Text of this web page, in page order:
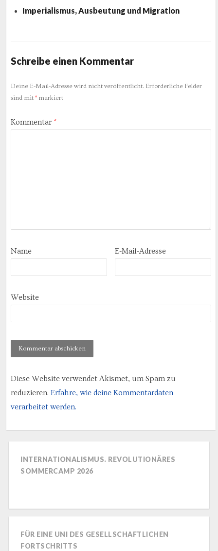
Imperialismus, Ausbeutung und Migration
Schreibe einen Kommentar
Deine E-Mail-Adresse wird nicht veröffentlicht. Erforderliche Felder
sind mit *markiert
Kommentar *
Name E-Mail-Adresse
Website
Diese Website verwendet Akismet, um Spam zu
reduzieren. Erfahre, wie deine Kommentardaten
verarbeitet werden.
INTERNATIONALISMUS. REVOLUTIONÄRES
SOMMERCAMP 2026
FÜR EINE UNI DES GESELLSCHAFTLICHEN
FORTSCHRITTS